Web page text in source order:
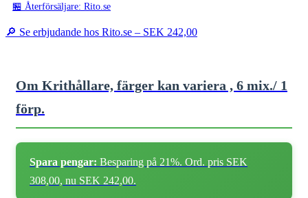
🏪 Återförsäljare: Rito.se
🔎 Se erbjudande hos Rito.se – SEK 242,00
Om Krithållare, färger kan variera , 6 mix./ 1
förp.
Spara pengar: Besparing på 21%. Ord. pris SEK
308,00, nu SEK 242,00.